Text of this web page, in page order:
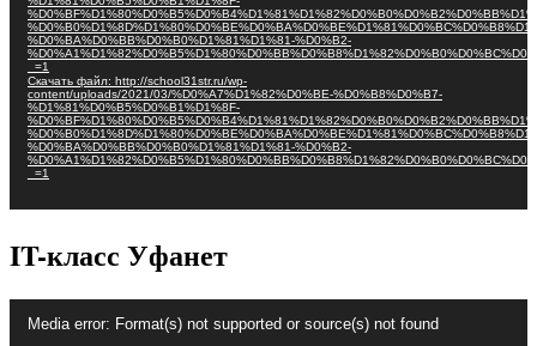
%D0%BA%D0%BB%D0%B0%D1%81%D1%81-%D0%B2-
_=1
Скачать файл: http://school31str.ru/wp-
content/uploads/2021/03/%D0%A7%D1%82%D0%BE-%D0%B8%D0%B7-
%D1%81%D0%B5%D0%B1%D1%8F-
%D0%BA%D0%BB%D0%B0%D1%81%D1%81-%D0%B2-
_=1
IT-класс Уфанет
Media error: Format(s) not supported or source(s) not found